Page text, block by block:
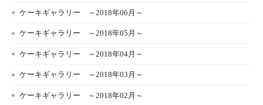
ケーキギャラリー ～2018年06月～
ケーキギャラリー ～2018年05月～
ケーキギャラリー ～2018年04月～
ケーキギャラリー ～2018年03月～
ケーキギャラリー ～2018年02月～